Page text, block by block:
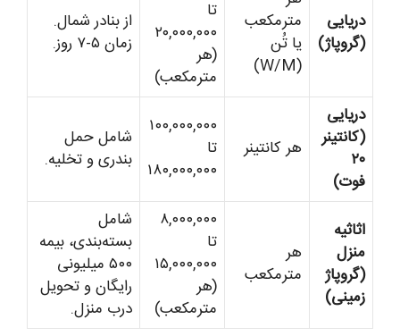
دریایی
(گروپاژ)
مترمکعب
یا تُن
۲۰,۰۰۰,۰۰۰
(هر
مترمکعب)
از بنادر شمال.
زمان ۵-۷ روز.
دریایی
(کانتینر
۲۰
فوت)
هر کانتینر
۱۰۰,۰۰۰,۰۰۰
۱۸۰,۰۰۰,۰۰۰
شامل حمل
بندری و تخلیه.
اثاثیه
منزل
(گروپاژ
زمینی)
هر
مترمکعب
۸,۰۰۰,۰۰۰
۱۵,۰۰۰,۰۰۰
(هر
مترمکعب)
شامل
بسته‌بندی، بیمه
۵۰۰ میلیونی
رایگان و تحویل
درب منزل.